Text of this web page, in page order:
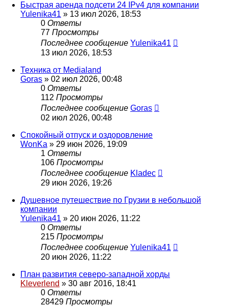
Быстрая аренда подсети 24 IPv4 для компании
Yulenika41 » 13 июл 2026, 18:53
0 Ответы
77 Просмотры
Последнее сообщение Yulenika41
13 июл 2026, 18:53
Техника от Medialand
Goras » 02 июл 2026, 00:48
0 Ответы
112 Просмотры
Последнее сообщение Goras
02 июл 2026, 00:48
Спокойный отпуск и оздоровление
WonKa » 29 июн 2026, 19:09
1 Ответы
106 Просмотры
Последнее сообщение Kladec
29 июн 2026, 19:26
Душевное путешествие по Грузии в небольшой
компании
Yulenika41 » 20 июн 2026, 11:22
0 Ответы
215 Просмотры
Последнее сообщение Yulenika41
20 июн 2026, 11:22
План развития северо-западной хорды
Kleverlend » 30 авг 2016, 18:41
0 Ответы
28429 Просмотры